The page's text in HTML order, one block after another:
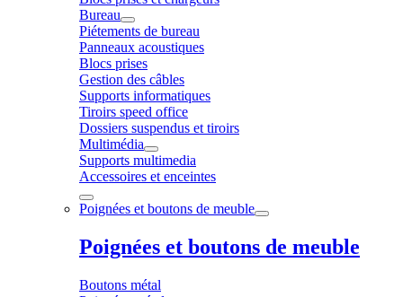
Bureau
Piétements de bureau
Panneaux acoustiques
Blocs prises
Gestion des câbles
Supports informatiques
Tiroirs speed office
Dossiers suspendus et tiroirs
Multimédia
Supports multimedia
Accessoires et enceintes
Poignées et boutons de meuble
Poignées et boutons de meuble
Boutons métal